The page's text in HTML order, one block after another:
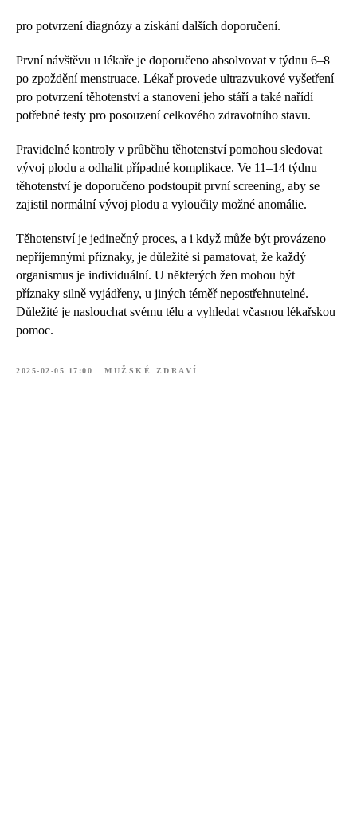
pro potvrzení diagnózy a získání dalších doporučení.
První návštěvu u lékaře je doporučeno absolvovat v týdnu 6–8
po zpoždění menstruace. Lékař provede ultrazvukové vyšetření
pro potvrzení těhotenství a stanovení jeho stáří a také nařídí
potřebné testy pro posouzení celkového zdravotního stavu.
Pravidelné kontroly v průběhu těhotenství pomohou sledovat
vývoj plodu a odhalit případné komplikace. Ve 11–14 týdnu
těhotenství je doporučeno podstoupit první screening, aby se
zajistil normální vývoj plodu a vyloučily možné anomálie.
Těhotenství je jedinečný proces, a i když může být provázeno
nepříjemnými příznaky, je důležité si pamatovat, že každý
organismus je individuální. U některých žen mohou být
příznaky silně vyjádřeny, u jiných téměř nepostřehnutelné.
Důležité je naslouchat svému tělu a vyhledat včasnou lékařskou
pomoc.
2025-02-05 17:00 MUŽSKÉ ZDRAVÍ